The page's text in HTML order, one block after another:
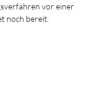
vor einer
noch bereit.